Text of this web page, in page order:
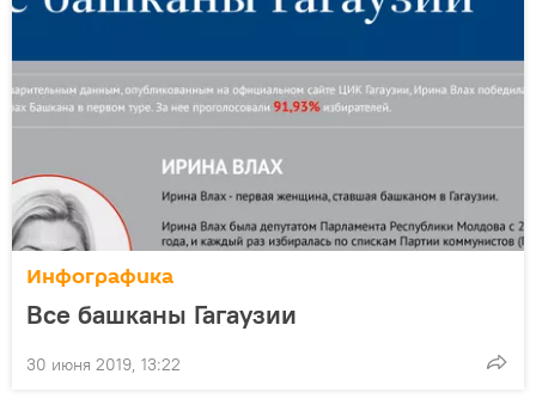
Инфографика
Все башканы Гагаузии
30 июня 2019, 13:22